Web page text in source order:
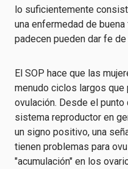
lo suficientemente
una enfermedad de
padecen pueden dar fe
El SOP hace que las
menudo ciclos largos que
ovulación. Desde el
sistema reproductor en
un signo positivo, una
tienen problemas para
"acumulación" en los